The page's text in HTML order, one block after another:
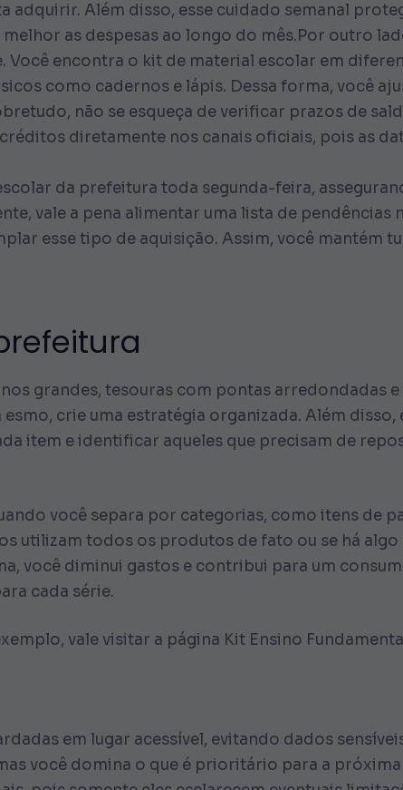
Além disso, esse cuidado semanal
as despesas ao longo do mês.Por outro
encontra o kit de material escolar em
como cadernos e lápis. Dessa forma, você
não se esqueça de verificar prazos de
diretamente nos canais oficiais, pois as
da prefeitura toda segunda-feira,
vale a pena alimentar uma lista de pendências
esse tipo de aquisição. Assim, você mantém
grandes, tesouras com pontas arredondadas
crie uma estratégia organizada. Além disso,
item e identificar aqueles que precisam de
você separa por categorias, como itens de
utilizam todos os produtos de fato ou se há
você diminui gastos e contribui para um
cada série.
vale visitar a página Kit Ensino Fundamental
em lugar acessível, evitando dados
você domina o que é prioritário para a